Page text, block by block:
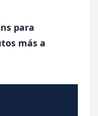
para
más a